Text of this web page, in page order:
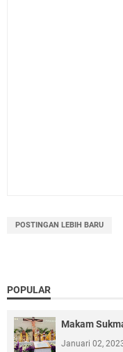
POSTINGAN LEBIH BARU
POPULAR
Makam
Januari 02,